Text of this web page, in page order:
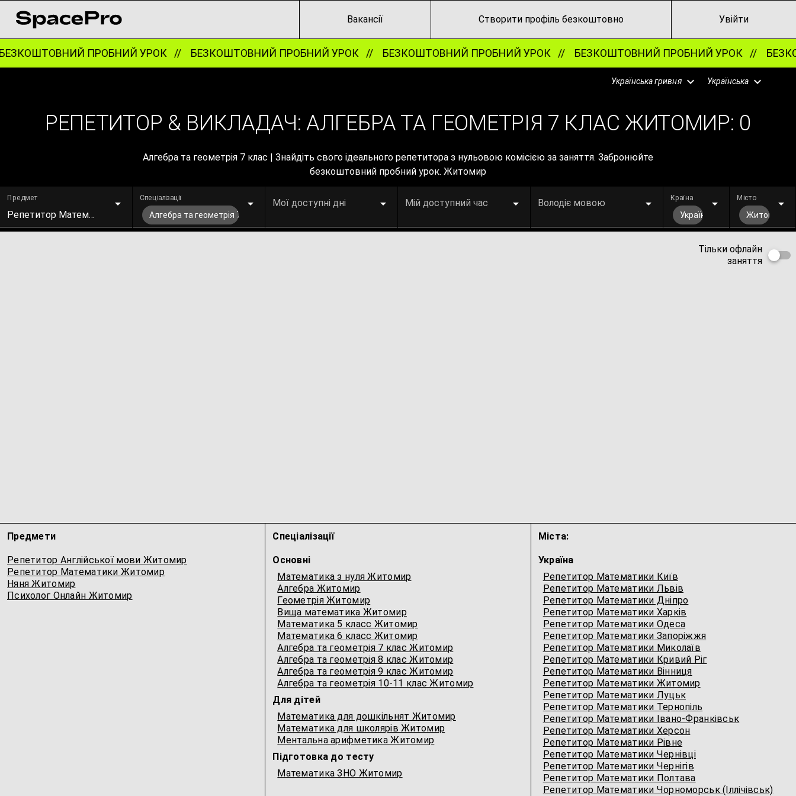
Вакансії Створити профіль безкоштовно Увійти
ПРОБНИЙ УРОК //БЕЗКОШТОВНИЙ ПРОБНИЙ УРОК //БЕЗКОШТОВНИЙ ПРОБНИЙ УРОК //БЕЗКОШТОВНИЙ ПРОБНИЙ УРОК //
Українська гривня Українська
РЕПЕТИТОР & ВИКЛАДАЧ: АЛГЕБРА ТА ГЕОМЕТРІЯ 7 КЛАС ЖИТОМИР: 0
Алгебра та геометрія 7 клас | Знайдіть свого ідеального репетитора з нульовою комісією за заняття. Забронюйте
безкоштовний пробний урок. Житомир
Предмет
Репетитор Математики
Спеціалізації
Алгебра та геометрія 7 клас
Мої доступні дні Мій доступний час Володіє мовою Країна
Україна
Місто
Житомир
Тільки офлайн
заняття
Предмети
Репетитор Англійської мови Житомир
Репетитор Математики Житомир
Няня Житомир
Психолог Онлайн Житомир
Спеціалізації
Основні
Математика з нуля Житомир
Алгебра Житомир
Геометрія Житомир
Вища математика Житомир
Математика 5 класс Житомир
Математика 6 класс Житомир
Алгебра та геометрія 7 клас Житомир
Алгебра та геометрія 8 клас Житомир
Алгебра та геометрія 9 клас Житомир
Алгебра та геометрія 10-11 клас Житомир
Для дітей
Математика для дошкільнят Житомир
Математика для школярів Житомир
Ментальна арифметика Житомир
Підготовка до тесту
Математика ЗНО Житомир
Міста:
Україна
Репетитор Математики Київ
Репетитор Математики Львів
Репетитор Математики Дніпро
Репетитор Математики Харків
Репетитор Математики Одеса
Репетитор Математики Запоріжжя
Репетитор Математики Миколаїв
Репетитор Математики Кривий Ріг
Репетитор Математики Вінниця
Репетитор Математики Житомир
Репетитор Математики Луцьк
Репетитор Математики Тернопіль
Репетитор Математики Івано-Франківськ
Репетитор Математики Херсон
Репетитор Математики Рівне
Репетитор Математики Чернівці
Репетитор Математики Чернігів
Репетитор Математики Полтава
Репетитор Математики Чорноморськ (Іллічівськ)